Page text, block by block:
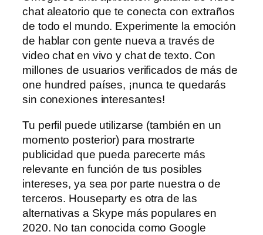
chat aleatorio que te conecta con extraños
de todo el mundo. Experimente la emoción
de hablar con gente nueva a través de
video chat en vivo y chat de texto. Con
millones de usuarios verificados de más de
one hundred países, ¡nunca te quedarás
sin conexiones interesantes!
Tu perfil puede utilizarse (también en un
momento posterior) para mostrarte
publicidad que pueda parecerte más
relevante en función de tus posibles
intereses, ya sea por parte nuestra o de
terceros. Houseparty es otra de las
alternativas a Skype más populares en
2020. No tan conocida como Google